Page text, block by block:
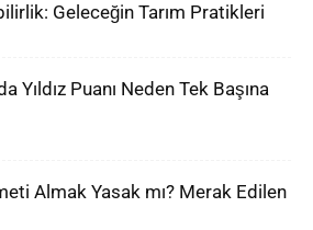
Geleceğin Tarım Pratikleri
Yıldız Puanı Neden Tek Başına
Almak Yasak mı? Merak Edilen